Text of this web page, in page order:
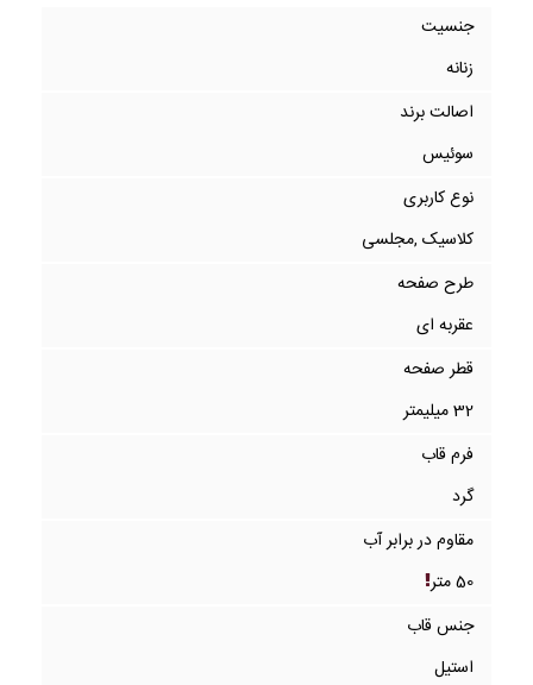
جنسیت
زنانه
اصالت برند
سوئیس
نوع کاربری
کلاسیک ,مجلسی
طرح صفحه
عقربه ای
قطر صفحه
32 میلیمتر
فرم قاب
گرد
مقاوم در برابر آب
50 متر
جنس قاب
استیل